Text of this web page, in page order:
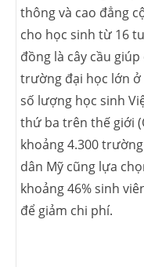
thông và cao đẳng
cho học sinh từ 16
đồng là cây cầu
trường đại học lớn ở
số lượng học sinh
thứ ba trên thế giới
khoảng 4.300
dân Mỹ cũng lựa
khoảng 46% sinh
để giảm chi phí.